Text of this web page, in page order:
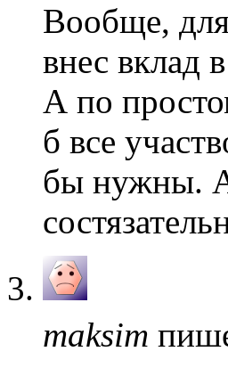
Вообще,
внес вклад
А по
б все
бы нужны. А
maksim